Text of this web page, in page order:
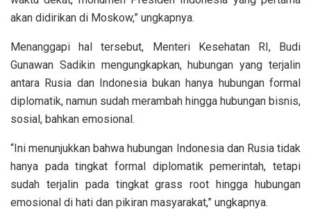
akan didirikan di Moskow,” ungkapnya.
Menanggapi hal tersebut, Menteri Kesehatan RI, Budi
Gunawan Sadikin mengungkapkan, hubungan yang terjalin
antara Rusia dan Indonesia bukan hanya hubungan formal
diplomatik, namun sudah merambah hingga hubungan bisnis,
sosial, bahkan emosional.
“Ini menunjukkan bahwa hubungan Indonesia dan Rusia tidak
hanya pada tingkat formal diplomatik pemerintah, tetapi
sudah terjalin pada tingkat grass root hingga hubungan
emosional di hati dan pikiran masyarakat,” ungkapnya.